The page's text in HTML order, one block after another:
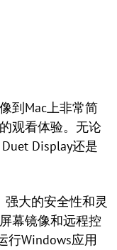
到Mac上非常简
观看体验。无论
Display还是
强大的安全性和灵
幕镜像和远程控
行Windows应用